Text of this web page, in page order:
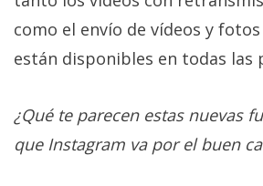
como el envío de vídeos y fotos
están disponibles en todas las
¿Qué te parecen estas nuevas
que Instagram va por el buen